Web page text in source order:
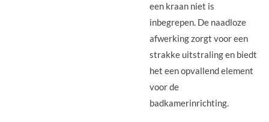
een kraan niet is
inbegrepen. De naadloze
afwerking zorgt voor een
strakke uitstraling en biedt
het een opvallend element
voor de
badkamerinrichting.